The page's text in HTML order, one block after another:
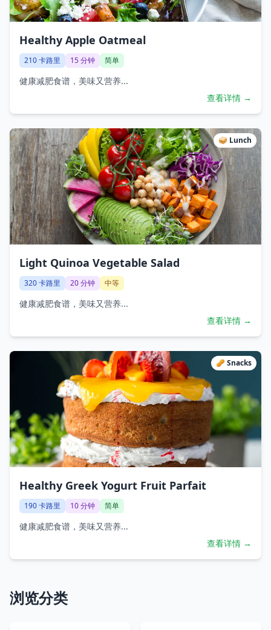
Healthy Apple Oatmeal
210卡路里 15分钟 简单
健康减肥食谱，美味又营养...
查看详情 →
🥪 Lunch
Light Quinoa Vegetable Salad
320卡路里 20分钟 中等
健康减肥食谱，美味又营养...
查看详情 →
🥜 Snacks
Healthy Greek Yogurt Fruit Parfait
190卡路里 10分钟 简单
健康减肥食谱，美味又营养...
查看详情 →
浏览分类